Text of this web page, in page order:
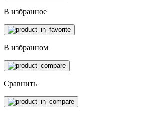
В избранное
В избранном
Сравнить